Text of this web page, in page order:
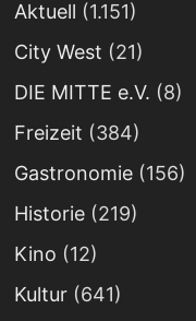
Aktuell (1.151)
City West (21)
DIE MITTE e.V. (8)
Freizeit (384)
Gastronomie(156)
Historie(219)
Kino (12)
Kultur(641)